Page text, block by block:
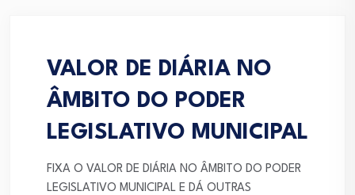
VALOR DE DIÁRIA NO
ÂMBITO DO PODER
LEGISLATIVO MUNICIPAL
FIXA O VALOR DE DIÁRIA NO ÂMBITO DO PODER
LEGISLATIVO MUNICIPAL E DÁ OUTRAS